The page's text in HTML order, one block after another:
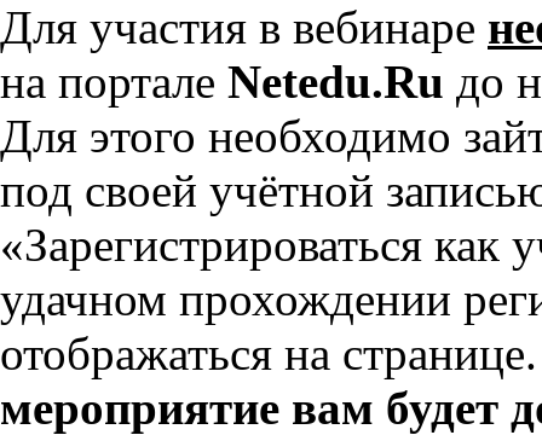
Для участия в вебинаре
на портале Netedu.Ru до
Для этого необходимо
под своей учётной
«Зарегистрироваться
удачном прохождении
отображаться на
мероприятие вам будет